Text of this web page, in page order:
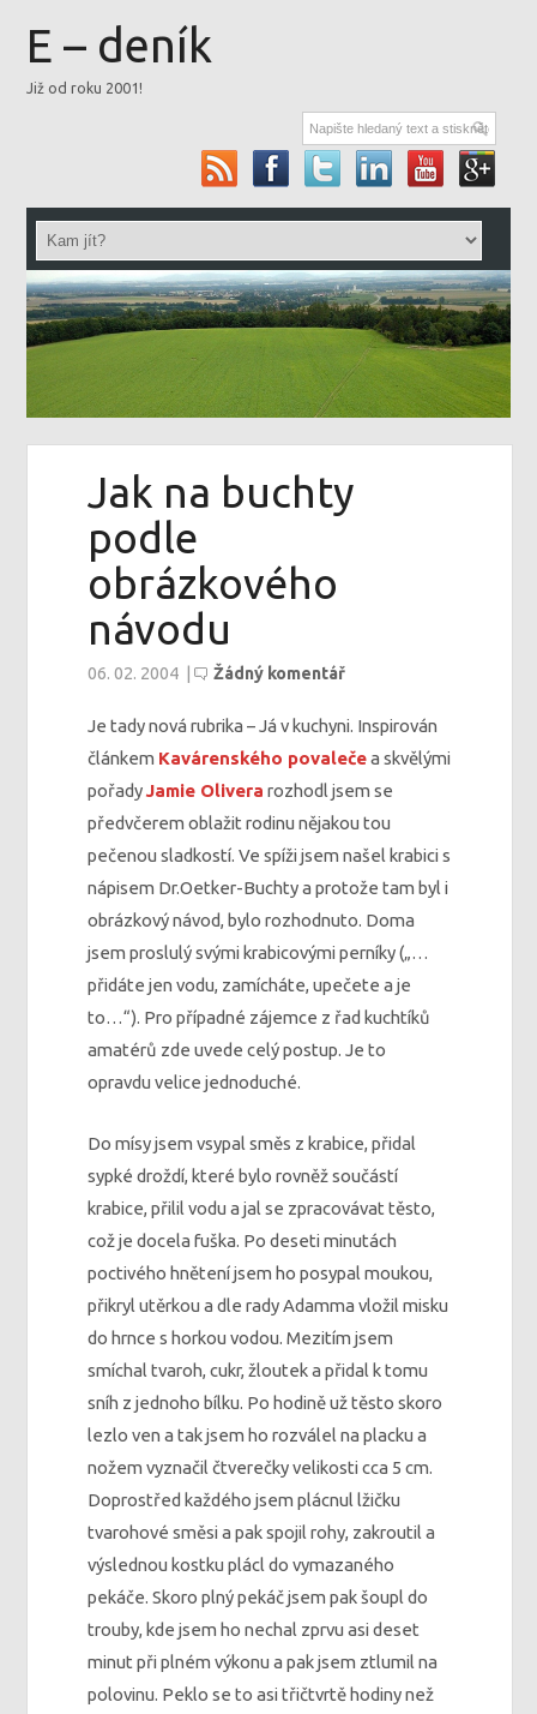
E – deník
Již od roku 2001!
Jak na buchty
podle
obrázkového
návodu
06. 02. 2004 | Žádný komentář
Je tady nová rubrika – Já v kuchyni. Inspirován
článkem Kavárenského povalečea skvělými
pořadyJamie Olivera rozhodl jsem se
předvčerem oblažit rodinu nějakou tou
pečenou sladkostí. Ve spíži jsem našel krabici s
nápisem Dr.Oetker-Buchty a protože tam byl i
obrázkový návod, bylo rozhodnuto. Doma
jsem proslulý svými krabicovými perníky („…
přidáte jen vodu, zamícháte, upečete a je
to…“). Pro případné zájemce z řad kuchtíků
amatérů zde uvede celý postup. Je to
opravdu velice jednoduché.
Do mísy jsem vsypal směs z krabice, přidal
sypké droždí, které bylo rovněž součástí
krabice, přilil vodu a jal se zpracovávat těsto,
což je docela fuška. Po deseti minutách
poctivého hnětení jsem ho posypal moukou,
přikryl utěrkou a dle rady Adamma vložil misku
do hrnce s horkou vodou. Mezitím jsem
smíchal tvaroh, cukr, žloutek a přidal k tomu
sníh z jednoho bílku. Po hodině už těsto skoro
lezlo ven a tak jsem ho rozválel na placku a
nožem vyznačil čtverečky velikosti cca 5 cm.
Doprostřed každého jsem plácnul lžičku
tvarohové směsi a pak spojil rohy, zakroutil a
výslednou kostku plácl do vymazaného
pekáče. Skoro plný pekáč jsem pak šoupl do
trouby, kde jsem ho nechal zprvu asi deset
minut při plném výkonu a pak jsem ztlumil na
polovinu. Peklo se to asi třičtvrtě hodiny než